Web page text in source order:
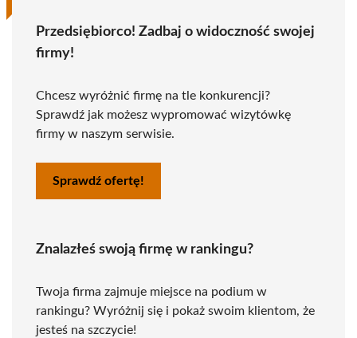
Przedsiębiorco! Zadbaj o widoczność swojej
firmy!
Chcesz wyróżnić firmę na tle konkurencji?
Sprawdź jak możesz wypromować wizytówkę
firmy w naszym serwisie.
Sprawdź ofertę!
Znalazłeś swoją firmę w rankingu?
Twoja firma zajmuje miejsce na podium w
rankingu? Wyróżnij się i pokaż swoim klientom, że
jesteś na szczycie!